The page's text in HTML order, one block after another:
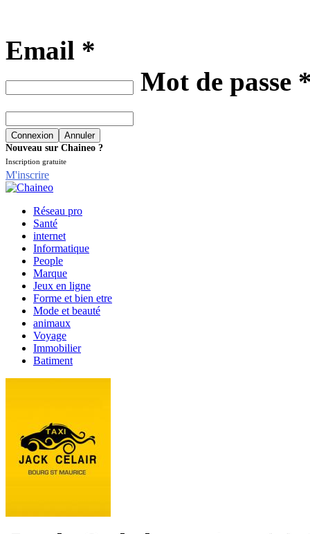
Email *
Mot de passe
Nouveau sur Chaineo ?
Inscription gratuite
M'inscrire
Réseau pro
Santé
internet
Informatique
People
Marque
Jeux en ligne
Forme et bien etre
Mode et beauté
animaux
Voyage
Immobilier
Batiment